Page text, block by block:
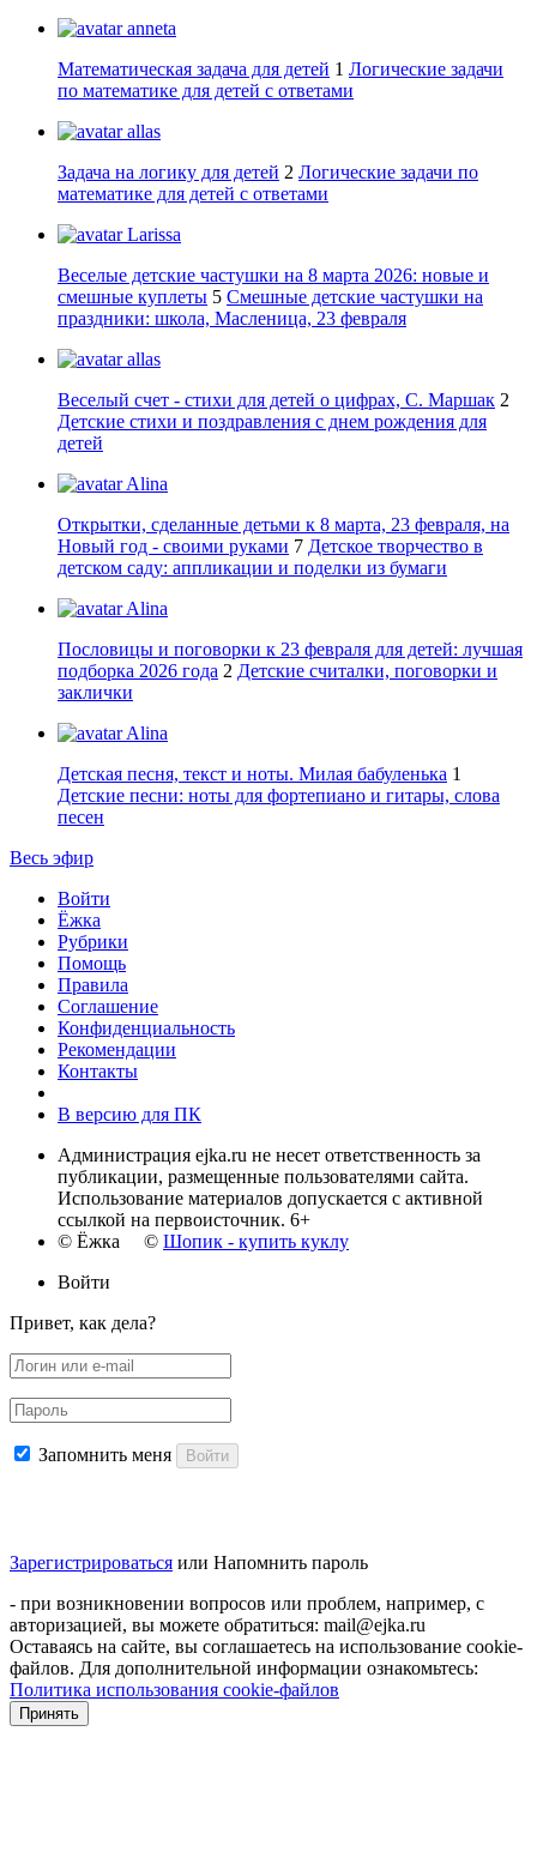
anneta
Математическая задача для детей 1 Логические задачи
по математике для детей с ответами
allas
Задача на логику для детей 2 Логические задачи по
математике для детей с ответами
Larissa
Веселые детские частушки на 8 марта 2026: новые и
смешные куплеты 5 Смешные детские частушки на
праздники: школа, Масленица, 23 февраля
allas
Веселый счет - стихи для детей о цифрах, С. Маршак 2
Детские стихи и поздравления с днем рождения для
детей
Alina
Открытки, сделанные детьми к 8 марта, 23 февраля, на
Новый год - своими руками 7 Детское творчество в
детском саду: аппликации и поделки из бумаги
Alina
Пословицы и поговорки к 23 февраля для детей: лучшая
подборка 2026 года 2 Детские считалки, поговорки и
заклички
Alina
Детская песня, текст и ноты. Милая бабуленька 1
Детские песни: ноты для фортепиано и гитары, слова
песен
Весь эфир
Войти
Ёжка
Рубрики
Помощь
Правила
Соглашение
Конфиденциальность
Рекомендации
Контакты
В версию для ПК
Администрация ejka.ru не несет ответственность за
публикации, размещенные пользователями сайта.
Использование материалов допускается с активной
ссылкой на первоисточник. 6+
© Ёжка © Шопик - купить куклу
Войти
Привет, как дела?
Запомнить меня Войти
Зарегистрироваться или Напомнить пароль
- при возникновении вопросов или проблем, например, с
авторизацией, вы можете обратиться: mail@ejka.ru
Оставаясь на сайте, вы соглашаетесь на использование cookie-
файлов. Для дополнительной информации ознакомьтесь:
Политика использования cookie-файлов
Принять